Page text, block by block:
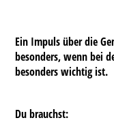
Ein Impuls über die
besonders, wenn bei
besonders wichtig ist.
Du brauchst: